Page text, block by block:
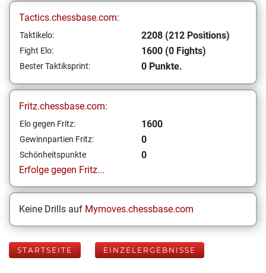
Tactics.chessbase.com:
Taktikelo: 2208 (212 Positions)
Fight Elo: 1600 (0 Fights)
Bester Taktiksprint: 0 Punkte.
Fritz.chessbase.com:
Elo gegen Fritz: 1600
Gewinnpartien Fritz: 0
Schönheitspunkte
0
Erfolge gegen Fritz...
Keine Drills auf Mymoves.chessbase.com
STARTSEITE EINZELERGEBNISSE